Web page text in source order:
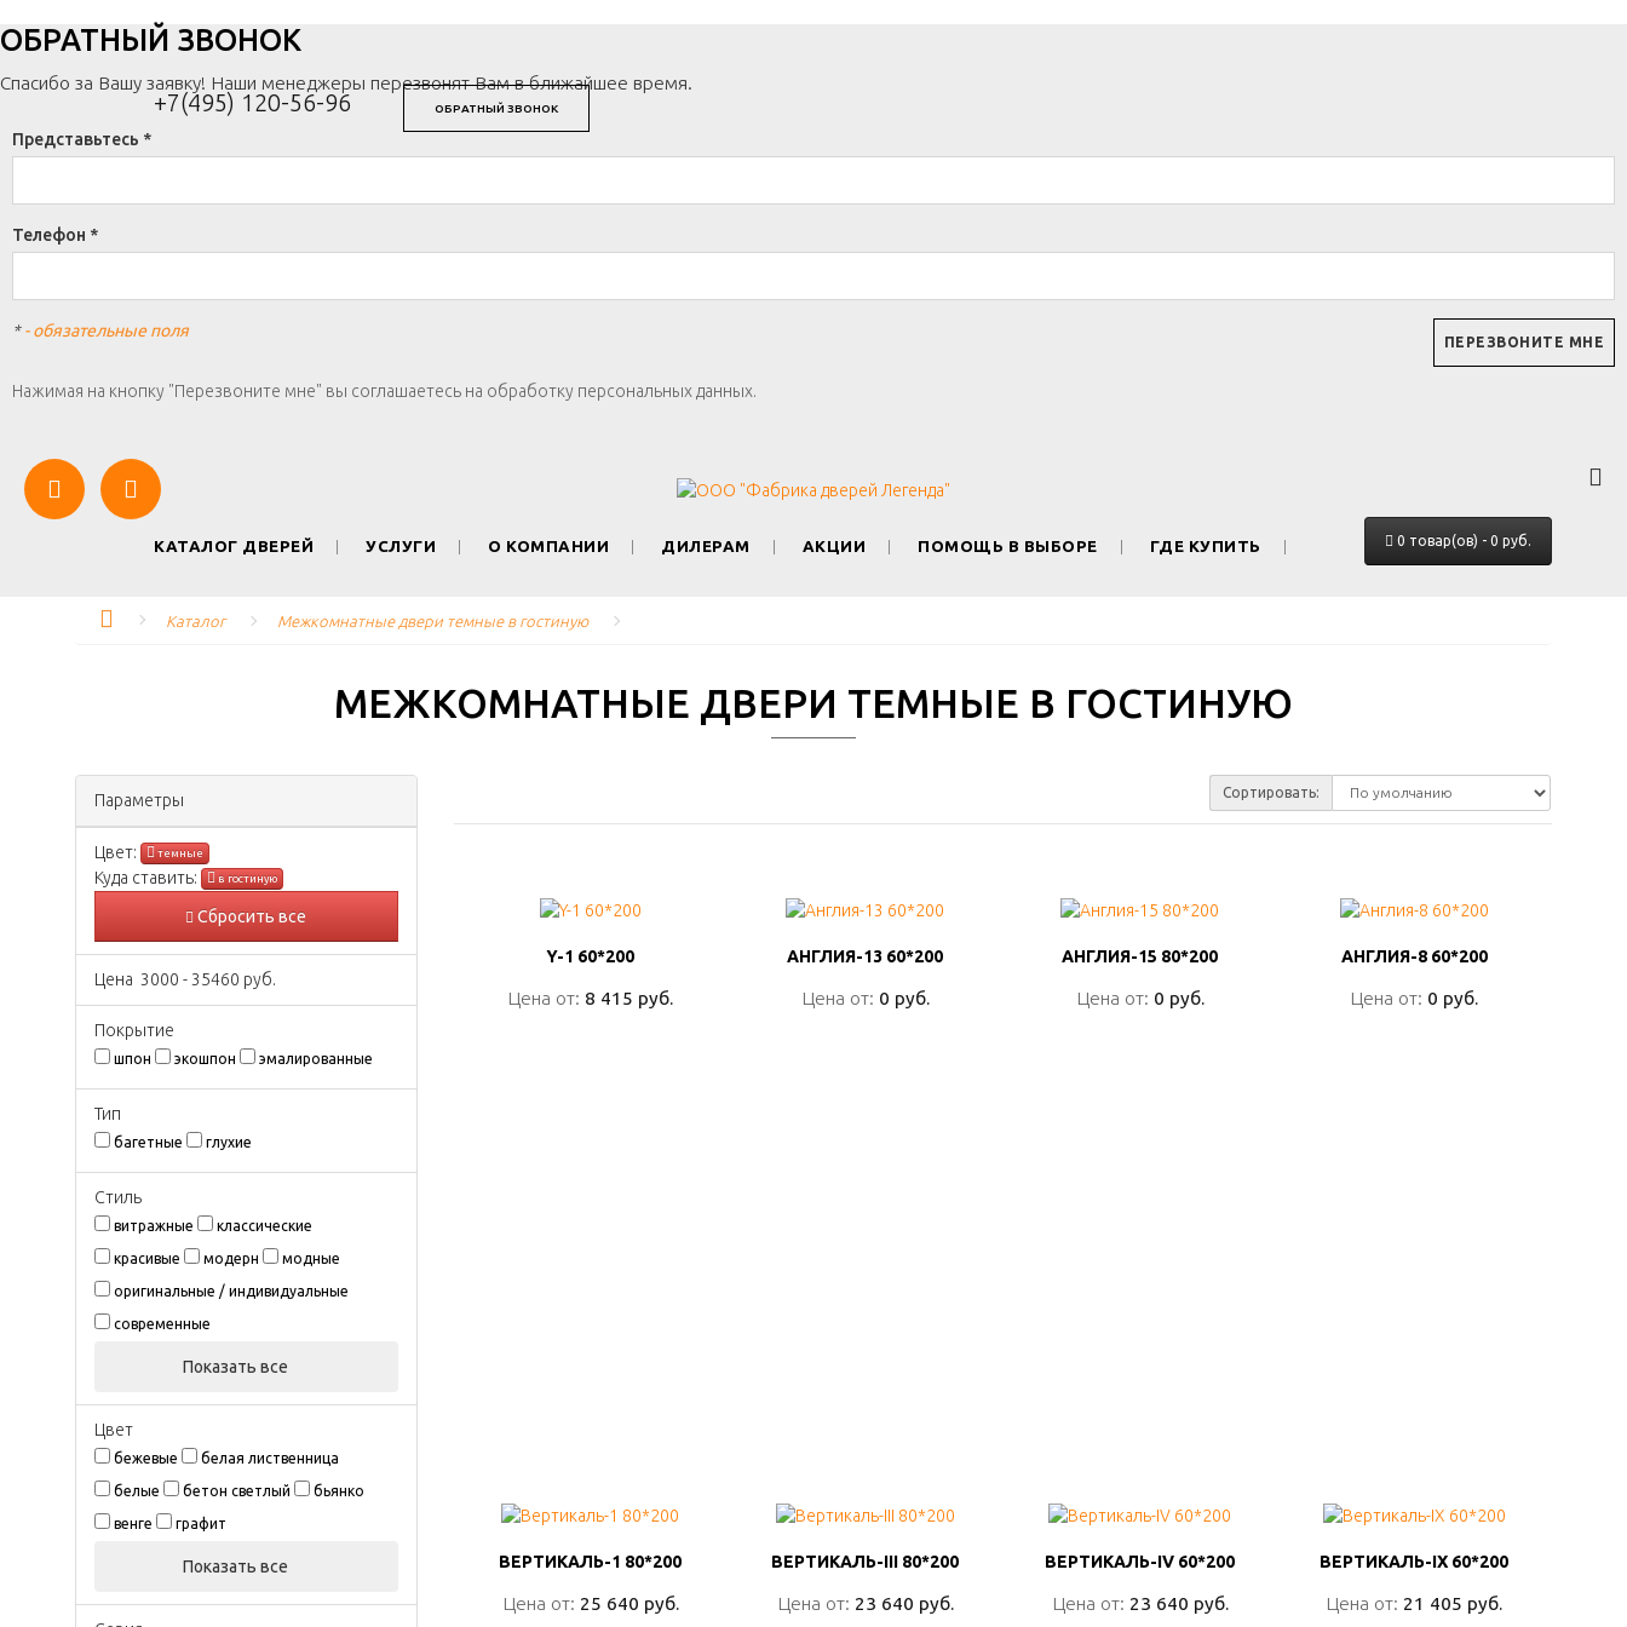
+7(495) 120-56-96 ОБРАТНЫЙ ЗВОНОК
ОБРАТНЫЙ ЗВОНОК
Спасибо за Вашу заявку! Наши менеджеры перезвонят Вам в ближайшее время.
Представьтесь *
Телефон *
*- обязательные поля
Нажимая на кнопку "Перезвоните мне" вы соглашаетесь на обработку персональных данных.
КАТАЛОГ ДВЕРЕЙ УСЛУГИ О КОМПАНИИ ДИЛЕРАМ АКЦИИ ПОМОЩЬ В ВЫБОРЕ ГДЕ КУПИТЬ 0 товар(ов) - 0 руб.
Каталог Межкомнатные двери темные в гостиную
МЕЖКОМНАТНЫЕ ДВЕРИ ТЕМНЫЕ В ГОСТИНУЮ
Параметры
Цвeт: темные
Куда ставить: в гостиную
Сбросить все
Цена 3000 - 35460 руб.
Покрытиe
шпон экошпон эмалированные
Тип
багетные глухие
Стиль
витражные классические
красивые модерн модные
оригинальные / индивидуальные
современные
Показать все
Цвeт
бежевые белая лиственница
белые бетон светлый бьянко
венге графит
Показать все
Сортировать:
Y-1 60*200
Цена от: 8 415 руб.
Y-1 60*200
Цена от: 8 415 руб.
АНГЛИЯ-13 60*200
Цена от: 0 руб.
АНГЛИЯ-13 60*200
Цена от: 0 руб.
АНГЛИЯ-15 80*200
Цена от: 0 руб.
АНГЛИЯ-15 80*200
Цена от: 0 руб.
АНГЛИЯ-8 60*200
Цена от: 0 руб.
АНГЛИЯ-8 60*200
Цена от: 0 руб.
ВЕРТИКАЛЬ-1 80*200
Цена от: 25 640 руб.
ВЕРТИКАЛЬ-1 80*200
Цена от: 25 640 руб.
ВЕРТИКАЛЬ-III 80*200
Цена от: 23 640 руб.
ВЕРТИКАЛЬ-III 80*200
Цена от: 23 640 руб.
ВЕРТИКАЛЬ-IV 60*200
Цена от: 23 640 руб.
ВЕРТИКАЛЬ-IV 60*200
Цена от: 23 640 руб.
ВЕРТИКАЛЬ-IX 60*200
Цена от: 21 405 руб.
ВЕРТИКАЛЬ-IX 60*200
Цена от: 21 405 руб.